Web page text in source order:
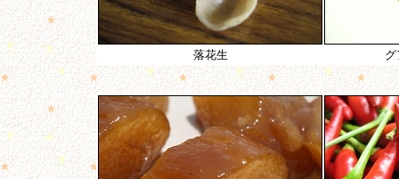
落花生